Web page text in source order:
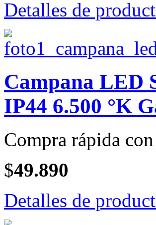
Detalles de
Campana LED
IP44 6.500 °K
Compra rápida
$49.890
Detalles de